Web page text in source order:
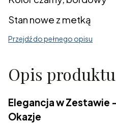
Stan nowe z metką
Przejdź do pełnego opisu
Opis produktu
Elegancja w Zestawie
Okazje